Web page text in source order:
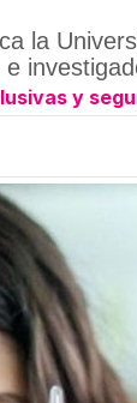
la
y